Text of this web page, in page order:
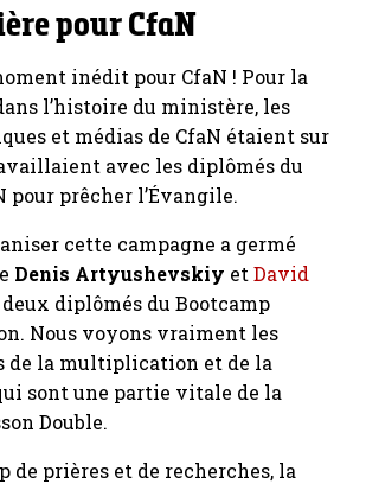
pour CfaN
inédit pour CfaN ! Pour la
l’histoire du ministère, les
et médias de CfaN étaient sur
avec les diplômés du
pour prêcher l’Évangile.
cette campagne a germé
Denis Artyushevskiy etDavid
deux diplômés du Bootcamp
Nous voyons vraiment les
de la multiplication et de la
sont une partie vitale de la
Double.
de prières et de recherches, la